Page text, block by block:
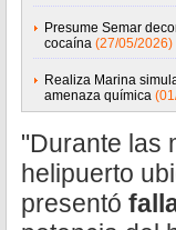
Presume Semar
cocaína (27/05/2026)
Realiza Marina
amenaza química
"Durante las
helipuerto
presentó